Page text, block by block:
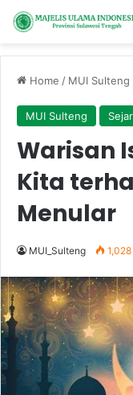
Home / MUI Sulteng
MUI Sulteng
Warisan
Kita
Menular
MUI_Sulteng 1,028